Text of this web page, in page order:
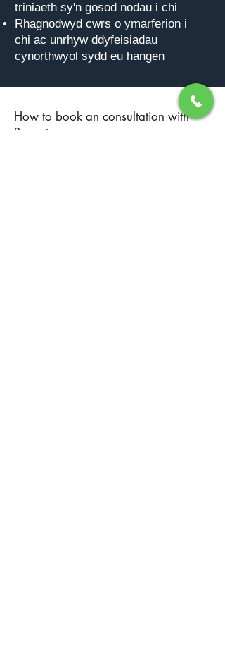
triniaeth sy'n gosod nodau i chi
Rhagnodwyd cwrs o ymarferion i
chi ac unrhyw ddyfeisiadau
cynorthwyol sydd eu hangen
How to book an consultation with
Puneet.